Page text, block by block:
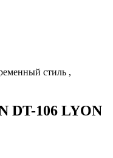
стиль ,
DT-106 LYON